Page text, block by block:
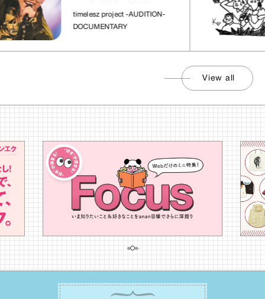
れた場所」
timelesz project -AUDITION-
DOCUMENTARY
View all